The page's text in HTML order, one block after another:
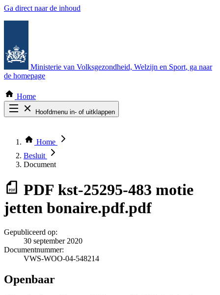
Ga direct naar de inhoud
Ministerie van Volksgezondheid, Welzijn en Sport, ga naar
de homepage
Home
Hoofdmenu in- of uitklappen
Thema COVID-19
Bekijk per bestuursorgaan
Home
Besluit
Document
PDF kst-25295-483 motie
jetten bonaire.pdf.pdf
Gepubliceerd op:
30 september 2020
Documentnummer:
VWS-WOO-04-548214
Openbaar